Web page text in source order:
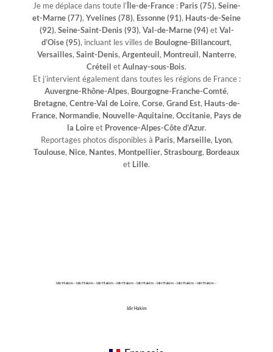
Je me déplace dans toute l’Île-de-France: Paris (75), Seine-
et-Marne (77), Yvelines (78), Essonne (91), Hauts-de-Seine
(92), Seine-Saint-Denis (93), Val-de-Marne (94)etVal-
d’Oise (95), incluant les villes de Boulogne-Billancourt,
Versailles, Saint-Denis, Argenteuil, Montreuil, Nanterre,
Créteil etAulnay-sous-Bois.
Et j’intervient également dans toutes les régions de France :
Auvergne-Rhône-Alpes, Bourgogne-Franche-Comté,
Bretagne, Centre-Val de Loire, Corse, Grand Est, Hauts-de-
France, Normandie, Nouvelle-Aquitaine, Occitanie, Pays de
la Loireet Provence-Alpes-Côte d’Azur.
Reportages photos disponibles à Paris, Marseille, Lyon,
Toulouse, Nice, Nantes, Montpellier, Strasbourg, Bordeaux
et Lille.
Idir Hakim – Idir Hakim – Idir Hakim – Idir Hakim – Idir Hakim – Idir Hakim – Idir Hakim – Idir Hakim –
Idir Hakim